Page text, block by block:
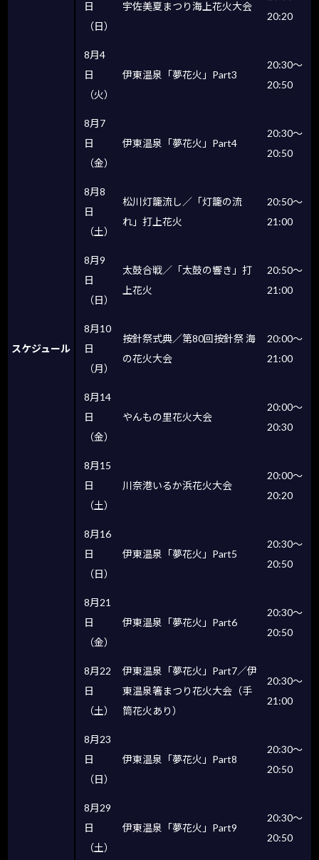
スケジュール
日
（日）
宇佐美夏まつり海上花火大会
20:20
8月4
日
（火）
伊東温泉「夢花火」Part3
20:30〜
20:50
8月7
日
（金）
伊東温泉「夢花火」Part4
20:30〜
20:50
8月8
日
（土）
松川灯籠流し／「灯籠の流
れ」打上花火
20:50〜
21:00
8月9
日
（日）
太鼓合戦／「太鼓の響き」打
上花火
20:50〜
21:00
8月10
日
（月）
按針祭式典／第80回按針祭 海
の花火大会
20:00〜
21:00
8月14
日
（金）
やんもの里花火大会
20:00〜
20:30
8月15
日
（土）
川奈港いるか浜花火大会
20:00〜
20:20
8月16
日
（日）
伊東温泉「夢花火」Part5
20:30〜
20:50
8月21
日
（金）
伊東温泉「夢花火」Part6
20:30〜
20:50
8月22
日
（土）
伊東温泉「夢花火」Part7／伊
東温泉箸まつり花火大会（手
筒花火あり）
20:30〜
21:00
8月23
日
（日）
伊東温泉「夢花火」Part8
20:30〜
20:50
8月29
日
（土）
伊東温泉「夢花火」Part9
20:30〜
20:50